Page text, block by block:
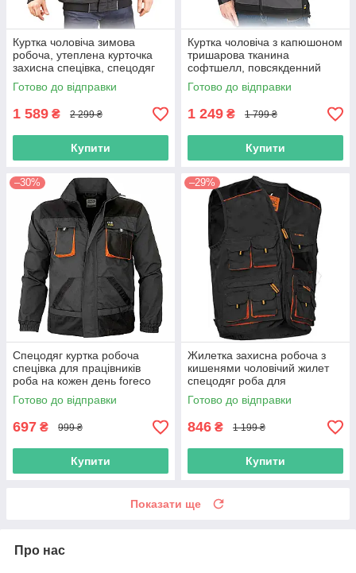
Куртка чоловіча зимова
робоча, утеплена курточка
захисна спецівка, спецодяг
роба уніформа, польша reis
Готово до відправки
1 589 ₴ 2 299 ₴
Купити
Куртка чоловіча з капюшоном
тришарова тканина
софтшелл, повсякденний
сірий спецодяг на кожен
день, Softshell Reis
Готово до відправки
1 249 ₴ 1 799 ₴
Купити
–30%
Спецодяг куртка робоча
спецівка для працівників
роба на кожен день foreco
польша reis
Готово до відправки
697 ₴ 999 ₴
Купити
–29%
Жилетка захисна робоча з
кишенями чоловічий жилет
спецодяг роба для
працівників уніформа польша
Готово до відправки
846 ₴ 1 199 ₴
Купити
Показати ще
Про нас